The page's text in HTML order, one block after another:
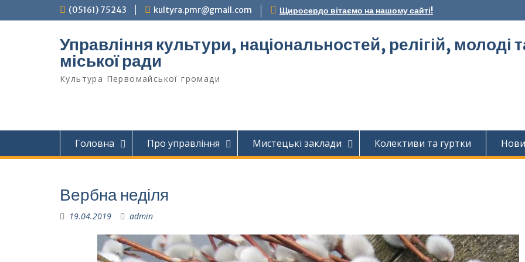
до
(05161) 75243 kultyra.pmr@gmail.com Щиросердо вітаємо на нашому сайті!
Управління культури, національностей, релігій, молоді
міської ради
Культура Первомайcької громади
Головна Про управління Мистецькі заклади Колективи та гуртки
Вербна неділя
19.04.2019 admin